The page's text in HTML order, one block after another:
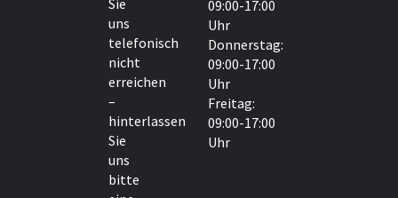
Sie
uns
telefonisch
nicht
erreichen
–
hinterlassen
Sie
uns
bitte
09:00-17:00
Uhr
Donnerstag:
09:00-17:00
Uhr
Freitag:
09:00-17:00
Uhr